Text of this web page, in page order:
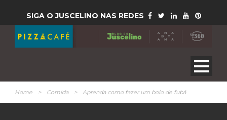
SIGA O JUSCELINO NAS REDES
Home > Comida > Aprenda como fazer um bolo de fubá